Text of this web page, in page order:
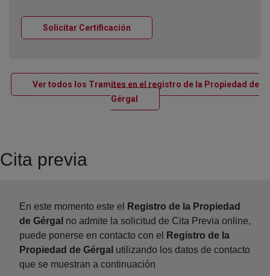
Solicitar Certificación
Ver todos los Tramites en el registro de la Propiedad de
Gérgal Ventana nueva
Cita previa
En este momento este el
Registro de la Propiedad
de Gérgal no admite la solicitud de Cita Previa online,
puede ponerse en contacto con el
Registro de la
Propiedad de Gérgal utilizando los datos de contacto
que se muestran a continuación